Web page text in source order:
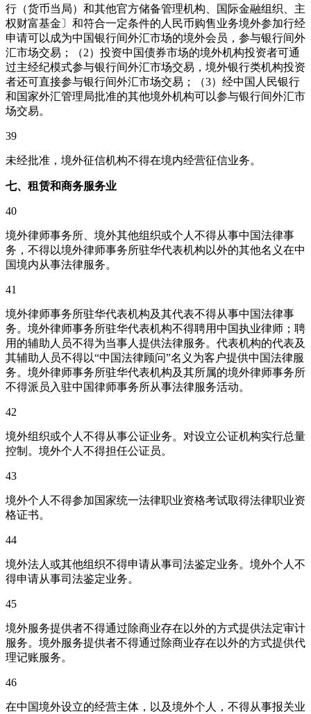
行（货币当局）和其他官方储备管理机构、国际金融组织、主
权财富基金〕和符合一定条件的人民币购售业务境外参加行经
申请可以成为中国银行间外汇市场的境外会员，参与银行间外
汇市场交易；（2）投资中国债券市场的境外机构投资者可通
过主经纪模式参与银行间外汇市场交易，境外银行类机构投资
者还可直接参与银行间外汇市场交易；（3）经中国人民银行
和国家外汇管理局批准的其他境外机构可以参与银行间外汇市
场交易。
39
未经批准，境外征信机构不得在境内经营征信业务。
七、租赁和商务服务业
40
境外律师事务所、境外其他组织或个人不得从事中国法律事
务，不得以境外律师事务所驻华代表机构以外的其他名义在中
国境内从事法律服务。
41
境外律师事务所驻华代表机构及其代表不得从事中国法律事
务。境外律师事务所驻华代表机构不得聘用中国执业律师；聘
用的辅助人员不得为当事人提供法律服务。代表机构的代表及
其辅助人员不得以“中国法律顾问”名义为客户提供中国法律服
务。境外律师事务所驻华代表机构及其所属的境外律师事务所
不得派员入驻中国律师事务所从事法律服务活动。
42
境外组织或个人不得从事公证业务。对设立公证机构实行总量
控制。境外个人不得担任公证员。
43
境外个人不得参加国家统一法律职业资格考试取得法律职业资
格证书。
44
境外法人或其他组织不得申请从事司法鉴定业务。境外个人不
得申请从事司法鉴定业务。
45
境外服务提供者不得通过除商业存在以外的方式提供法定审计
服务。境外服务提供者不得通过除商业存在以外的方式提供代
理记账服务。
46
在中国境外设立的经营主体，以及境外个人，不得从事报关业